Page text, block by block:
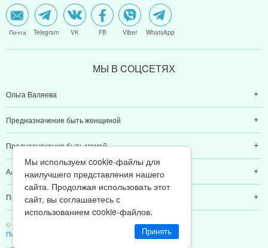
Форум "Предназначение быть Женщиной"
Служба Заботы
FB Viber WhatsApp
МЫ В CОЦCЕТЯХ
Ольга Валяева
Предназначение быть женщиной
Предназначение быть мамой
Алексей Валяев
Предназначение быть папой
Мы используем cookie-файлы для
наилучшего представления нашего
сайта. Продолжая использовать этот
сайт, вы соглашаетесь с
использованием cookie-файлов.
Принять